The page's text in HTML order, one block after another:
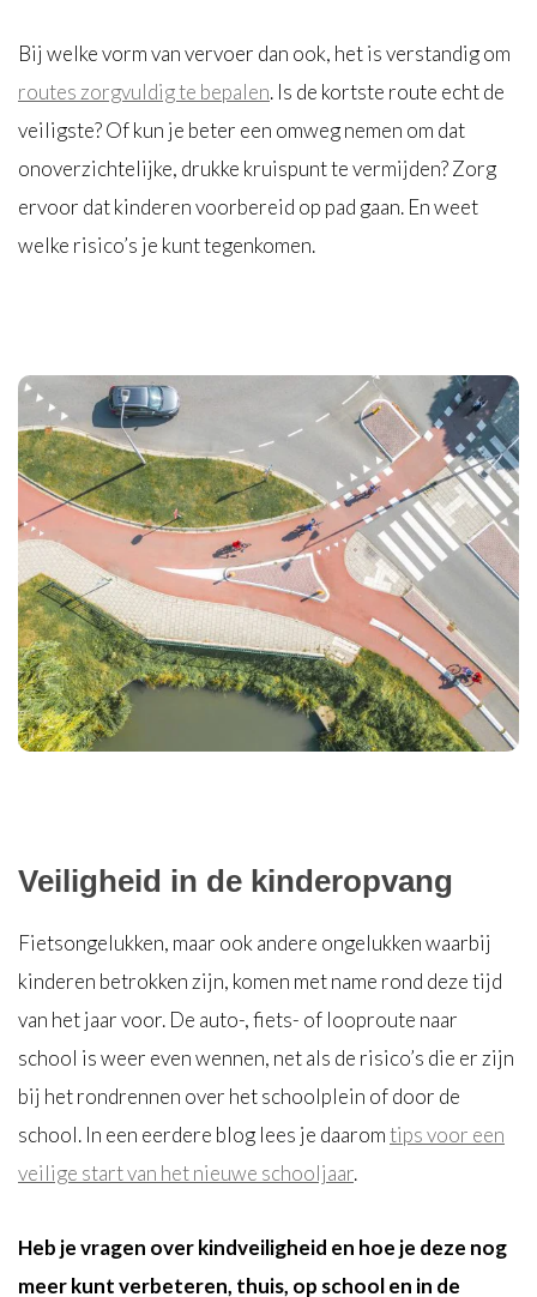
Bij welke vorm van vervoer dan ook, het is verstandig om
routes zorgvuldig te bepalen. Is de kortste route echt de
veiligste? Of kun je beter een omweg nemen om dat
onoverzichtelijke, drukke kruispunt te vermijden? Zorg
ervoor dat kinderen voorbereid op pad gaan. En weet
welke risico’s je kunt tegenkomen.
Veiligheid in de kinderopvang
Fietsongelukken, maar ook andere ongelukken waarbij
kinderen betrokken zijn, komen met name rond deze tijd
van het jaar voor. De auto-, fiets- of looproute naar
school is weer even wennen, net als de risico’s die er zijn
bij het rondrennen over het schoolplein of door de
school. In een eerdere blog lees je daaromtips voor een
veilige start van het nieuwe schooljaar.
Heb je vragen over kindveiligheid en hoe je deze nog
meer kunt verbeteren, thuis, op school en in de